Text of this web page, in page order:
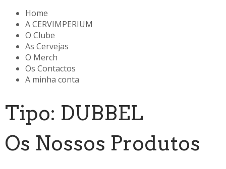
Home
A CERVIMPERIUM
O Clube
As Cervejas
O Merch
Os Contactos
A minha conta
Tipo: DUBBEL
Os Nossos Produtos